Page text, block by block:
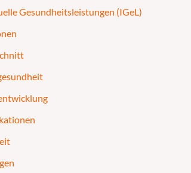
Gesundheitsleistungen (IGeL)